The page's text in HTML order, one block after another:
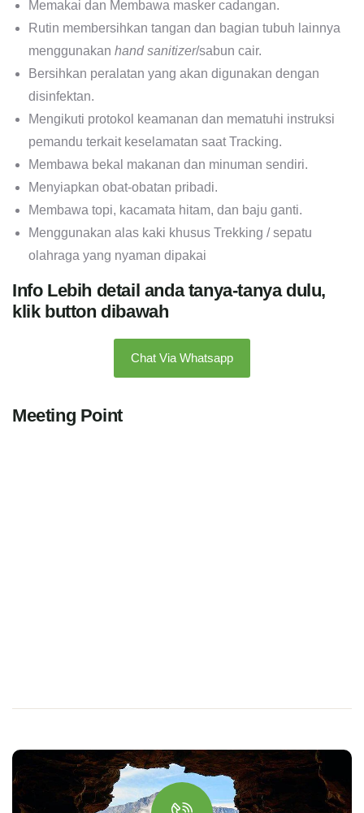
Memakai dan Membawa masker cadangan.
Rutin membersihkan tangan dan bagian tubuh lainnya
menggunakan hand sanitizer/sabun cair.
Bersihkan peralatan yang akan digunakan dengan
disinfektan.
Mengikuti protokol keamanan dan mematuhi instruksi
pemandu terkait keselamatan saat Tracking.
Membawa bekal makanan dan minuman sendiri.
Menyiapkan obat-obatan pribadi.
Membawa topi, kacamata hitam, dan baju ganti.
Menggunakan alas kaki khusus Trekking / sepatu
olahraga yang nyaman dipakai
Info Lebih detail anda tanya-tanya dulu,
klik button dibawah
Chat Via Whatsapp
Meeting Point